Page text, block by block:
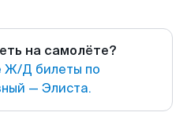
на самолёте?
Ж/Д билеты по
— Элиста.